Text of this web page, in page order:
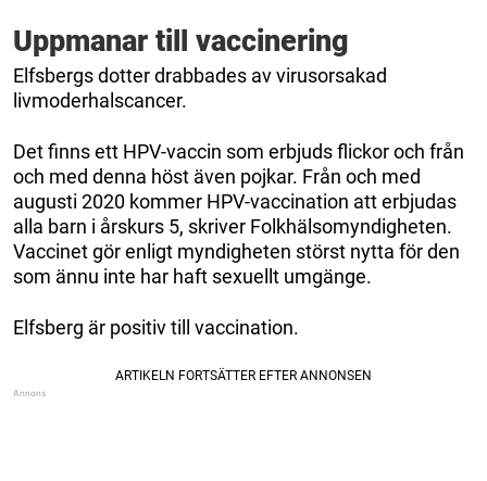
Uppmanar till vaccinering
Elfsbergs dotter drabbades av virusorsakad
livmoderhalscancer.
Det finns ett HPV-vaccin som erbjuds flickor och från
och med denna höst även pojkar. Från och med
augusti 2020 kommer HPV-vaccination att erbjudas
alla barn i årskurs 5, skriver Folkhälsomyndigheten.
Vaccinet gör enligt myndigheten störst nytta för den
som ännu inte har haft sexuellt umgänge.
Elfsberg är positiv till vaccination.